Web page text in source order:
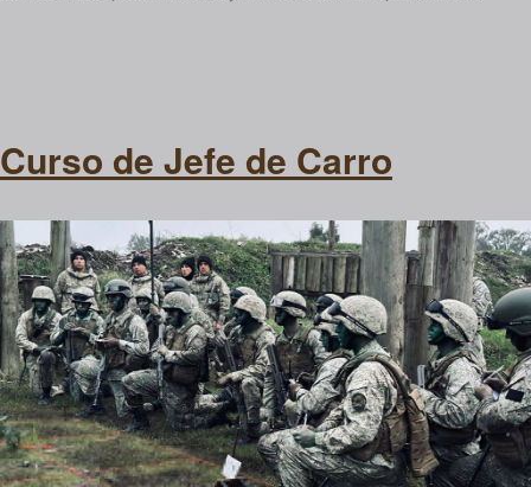
Curso de Jefe de Carro